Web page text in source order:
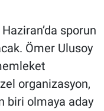
sporun
Ömer Ulusoy
organizasyon,
biri olmaya aday